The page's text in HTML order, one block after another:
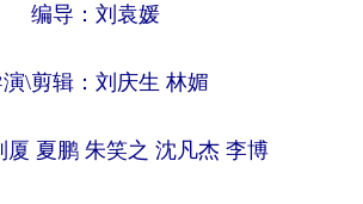
编导：刘袁媛
\剪辑：刘庆生 林媚
厦 夏鹏 朱笑之 沈凡杰 李博